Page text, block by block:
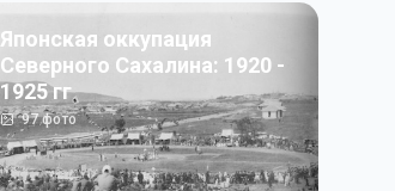
Японская оккупация
Северного Сахалина: 1920 -
1925 гг
97фото